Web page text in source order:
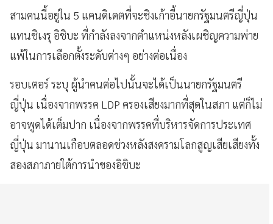
สามคนนี้อยู่ใน 5 แคนดิเดตที่จะชิงเก้าอี้นายกรัฐมนตรีญี่ปุ่น
แทนชิเงรุ อิชิบะ ที่กำลังลงจากตำแหน่งหลังเผชิญความพ่าย
แพ้ในการเลือกตั้งระดับต่างๆ อย่างต่อเนื่อง
รอบเตอร์ ระบุ ผู้นำคนต่อไปนั้นจะได้เป็นนายกรัฐมนตรี
ญี่ปุ่น เนื่องจากพรรค LDP ครองเสียงมากที่สุดในสภา แต่ก็ไม่
อาจพูดได้เต็มปาก เนื่องจากพรรคที่บริหารจัดการประเทศ
ญี่ปุ่น มานานเกือบตลอดช่วงหลังสงครามโลกสูญเสียเสียงทั้ง
สองสภาภายใต้การนำของอิชิบะ